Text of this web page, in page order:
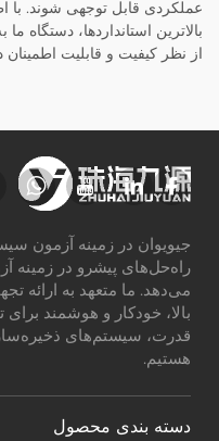
عملکردی قابل توجهی شوند. با
بالاترین استانداردها، دستگاه
از نظر کیفیت و قابلیت اطمینان
جیویوان در زمینه آزمون
راه‌حل‌های پیشرو در زمینه
می‌دهد. ما متعهد به ارائه
بالا، خودکار و هوشمند
قدرت، سیستم‌های
هستیم.
دسته بندی محصول